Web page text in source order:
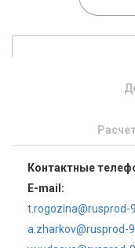
Контактные
E-mail:
t.rogozina@rusprod-
a.zharkov@rusprod-